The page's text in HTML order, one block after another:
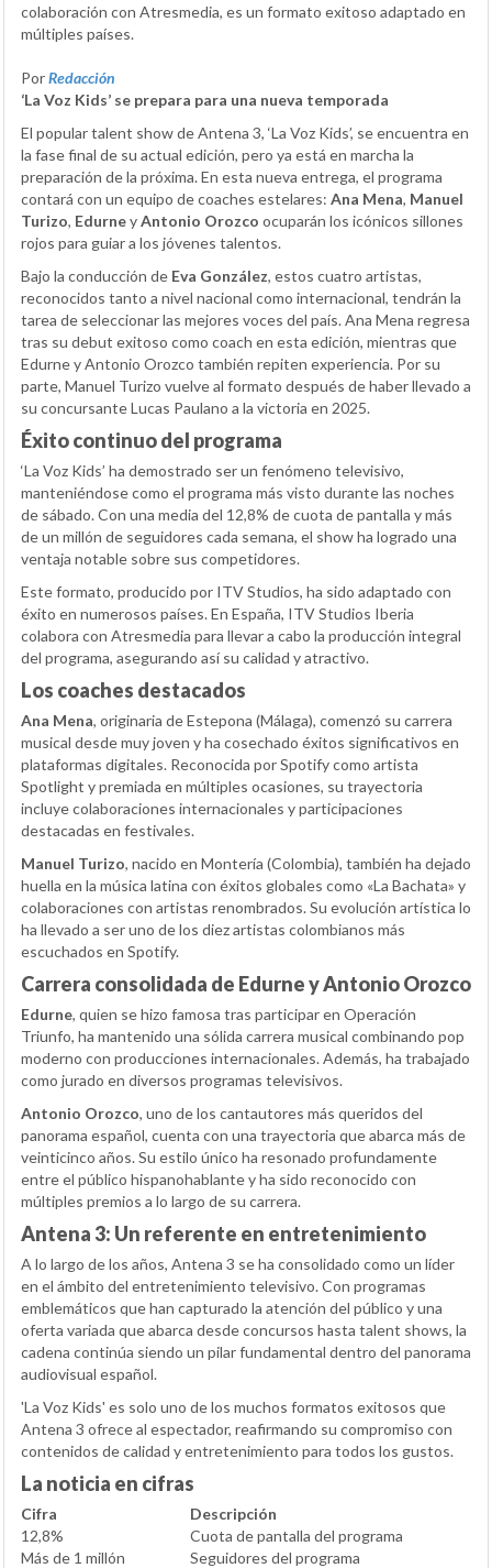
colaboración con Atresmedia, es un formato exitoso adaptado en
múltiples países.
PorRedacción
‘La Voz Kids’ se prepara para una nueva temporada
El popular talent show de Antena 3, ‘La Voz Kids’, se encuentra en
la fase final de su actual edición, pero ya está en marcha la
preparación de la próxima. En esta nueva entrega, el programa
contará con un equipo de coaches estelares: Ana Mena, Manuel
Turizo, EdurneyAntonio Orozco ocuparán los icónicos sillones
rojos para guiar a los jóvenes talentos.
Bajo la conducción de Eva González, estos cuatro artistas,
reconocidos tanto a nivel nacional como internacional, tendrán la
tarea de seleccionar las mejores voces del país. Ana Mena regresa
tras su debut exitoso como coach en esta edición, mientras que
Edurne y Antonio Orozco también repiten experiencia. Por su
parte, Manuel Turizo vuelve al formato después de haber llevado a
su concursante Lucas Paulano a la victoria en 2025.
Éxito continuo del programa
‘La Voz Kids’ ha demostrado ser un fenómeno televisivo,
manteniéndose como el programa más visto durante las noches
de sábado. Con una media del 12,8% de cuota de pantalla y más
de un millón de seguidores cada semana, el show ha logrado una
ventaja notable sobre sus competidores.
Este formato, producido por ITV Studios, ha sido adaptado con
éxito en numerosos países. En España, ITV Studios Iberia
colabora con Atresmedia para llevar a cabo la producción integral
del programa, asegurando así su calidad y atractivo.
Los coaches destacados
Ana Mena, originaria de Estepona (Málaga), comenzó su carrera
musical desde muy joven y ha cosechado éxitos significativos en
plataformas digitales. Reconocida por Spotify como artista
Spotlight y premiada en múltiples ocasiones, su trayectoria
incluye colaboraciones internacionales y participaciones
destacadas en festivales.
Manuel Turizo, nacido en Montería (Colombia), también ha dejado
huella en la música latina con éxitos globales como «La Bachata» y
colaboraciones con artistas renombrados. Su evolución artística lo
ha llevado a ser uno de los diez artistas colombianos más
escuchados en Spotify.
Carrera consolidada de Edurne y Antonio Orozco
Edurne, quien se hizo famosa tras participar en Operación
Triunfo, ha mantenido una sólida carrera musical combinando pop
moderno con producciones internacionales. Además, ha trabajado
como jurado en diversos programas televisivos.
Antonio Orozco, uno de los cantautores más queridos del
panorama español, cuenta con una trayectoria que abarca más de
veinticinco años. Su estilo único ha resonado profundamente
entre el público hispanohablante y ha sido reconocido con
múltiples premios a lo largo de su carrera.
Antena 3: Un referente en entretenimiento
A lo largo de los años, Antena 3 se ha consolidado como un líder
en el ámbito del entretenimiento televisivo. Con programas
emblemáticos que han capturado la atención del público y una
oferta variada que abarca desde concursos hasta talent shows, la
cadena continúa siendo un pilar fundamental dentro del panorama
audiovisual español.
'La Voz Kids' es solo uno de los muchos formatos exitosos que
Antena 3 ofrece al espectador, reafirmando su compromiso con
contenidos de calidad y entretenimiento para todos los gustos.
La noticia en cifras
Cifra
Descripción
12,8%
Cuota de pantalla del programa
Más de 1 millón
Seguidores del programa